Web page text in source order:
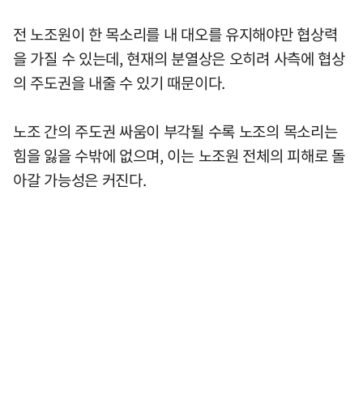
전 노조원이 한 목소리를 내 대오를 유지해야만 협상력
을 가질 수 있는데, 현재의 분열상은 오히려 사측에 협상
의 주도권을 내줄 수 있기 때문이다.
노조 간의 주도권 싸움이 부각될 수록 노조의 목소리는
힘을 잃을 수밖에 없으며, 이는 노조원 전체의 피해로 돌
아갈 가능성은 커진다.